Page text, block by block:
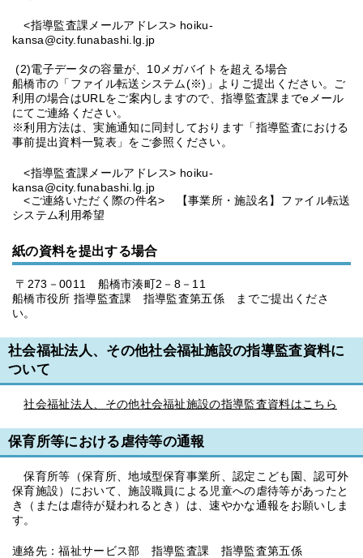
<指導監査課メールアドレス> hoiku-
kansa@city.funabashi.lg.jp
(2)電子データの容量が、10メガバイトを超える場合
船橋市の「ファイル転送システム(※)」よりご提出ください。ご
利用の場合はURLをご案内しますので、指導監査課までeメール
にてご連絡ください。
※利用方法は、実施通知に同封しております「指導監査における
事前提出資料一覧表」をご参照ください。
<指導監査課メールアドレス> hoiku-
kansa@city.funabashi.lg.jp
<ご連絡いただく際の件名> 【事業所・施設名】ファイル転送
システム利用希望
紙の資料を提出する場合
〒273－0011 船橋市湊町2－8－11
船橋市役所 指導監査課 指導監査第五係 までご提出くださ
い。
社会福祉法人、その他社会福祉施設の指導監査資料に
ついて
社会福祉法人、その他社会福祉施設の指導監査資料はこちら
保育所等における虐待等の通報
保育所等（保育所、地域型保育事業所、認定こども園、認可外
保育施設）において、施設職員による児童への虐待等があったと
き（または虐待が疑われるとき）は、速やかな通報をお願いしま
す。
連絡先：福祉サービス部 指導監査課 指導監査第五係